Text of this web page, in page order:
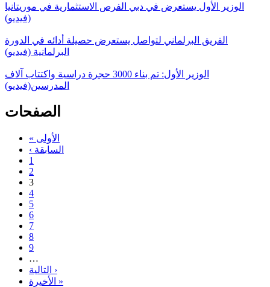
الوزير الأول يستعرض في دبي الفرص الاستثمارية في موريتانيا
(فيديو)
الفريق البرلماني لتواصل يستعرض حصيلة أدائه في الدورة
البرلمانية (فيديو)
الوزير الأول: تم بناء 3000 حجرة دراسية واكتتاب آلاف
المدرسين(فيديو)
الصفحات
« الأولى
‹ السابقة
1
2
3
4
5
6
7
8
9
…
التالية ›
الأخيرة »